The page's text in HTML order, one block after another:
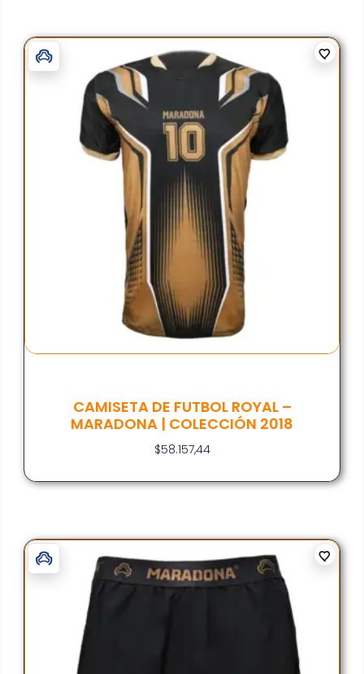
CAMISETA DE FUTBOL ROYAL –
MARADONA | COLECCIÓN 2018
$58.157,44